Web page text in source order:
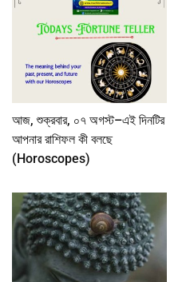
আজ, শুক্রবার, ০৭ অগস্ট–এই দিনটির
আপনার রাশিফল কী বলছে
(Horoscopes)